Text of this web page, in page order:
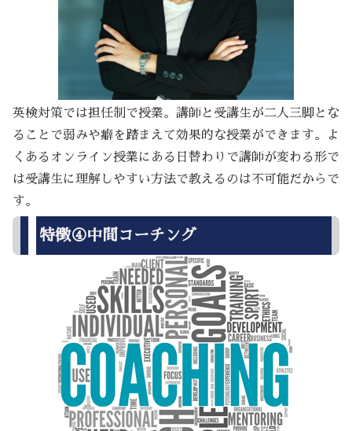
英検対策では担任制で授業。講師と受講生が二人三脚とな
ることで弱みや癖を踏まえて効果的な授業ができます。よ
くあるオンライン授業にある日替わりで講師が変わる形で
は受講生に理解しやすい方法で教えるのは不可能だからで
す。
特徴④中間コーチング